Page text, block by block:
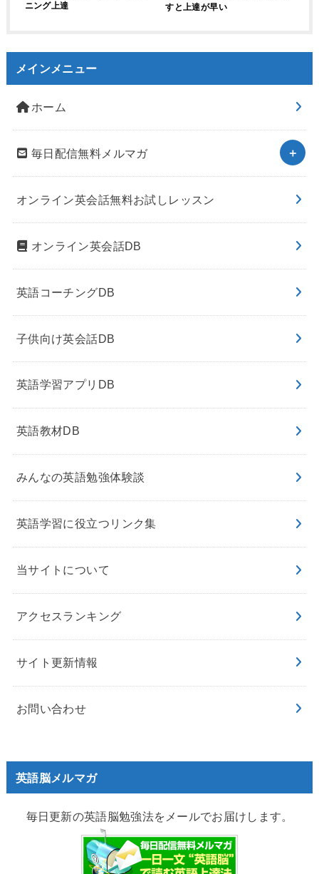
ニング上達
すと上達が早い
メインメニュー
ホーム
毎日配信無料メルマガ
オンライン英会話無料お試しレッスン
オンライン英会話DB
英語コーチングDB
子供向け英会話DB
英語学習アプリDB
英語教材DB
みんなの英語勉強体験談
英語学習に役立つリンク集
当サイトについて
アクセスランキング
サイト更新情報
お問い合わせ
英語脳メルマガ
毎日更新の英語脳勉強法をメールでお届けします。